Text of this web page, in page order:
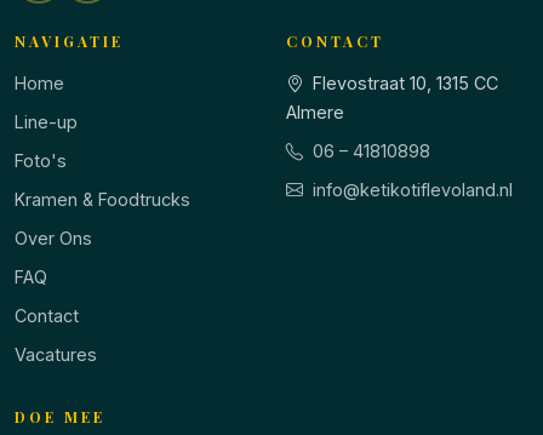
NAVIGATIE
Home
Line-up
Foto's
Kramen & Foodtrucks
Over Ons
FAQ
Contact
Vacatures
CONTACT
Flevostraat 10, 1315 CC
Almere
06 – 41810898
info@ketikotiflevoland.nl
DOE MEE